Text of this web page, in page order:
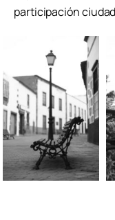
participación